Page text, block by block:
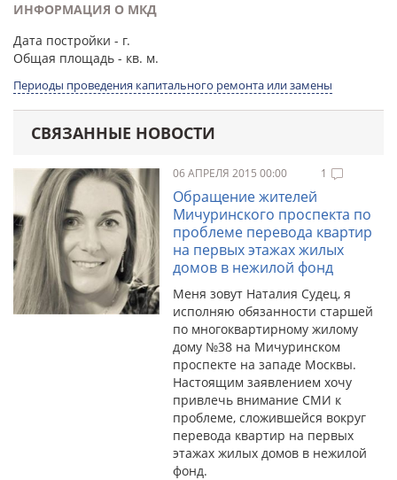
ИНФОРМАЦИЯ О МКД
Дата постройки - г.
Общая площадь - кв. м.
Периоды проведения капитального ремонта или замены
СВЯЗАННЫЕ НОВОСТИ
06 АПРЕЛЯ 2015 00:00 1
Обращение жителей
Мичуринского проспекта по
проблеме перевода квартир
на первых этажах жилых
домов в нежилой фонд
Меня зовут Наталия Судец, я
исполняю обязанности старшей
по многоквартирному жилому
дому №38 на Мичуринском
проспекте на западе Москвы.
Настоящим заявлением хочу
привлечь внимание СМИ к
проблеме, сложившейся вокруг
перевода квартир на первых
этажах жилых домов в нежилой
фонд.